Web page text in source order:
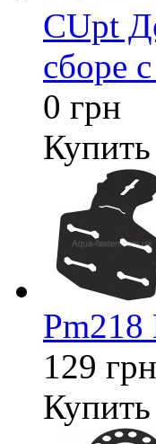
CUpt
сборе
0 грн
Купить
129 грн
Купить